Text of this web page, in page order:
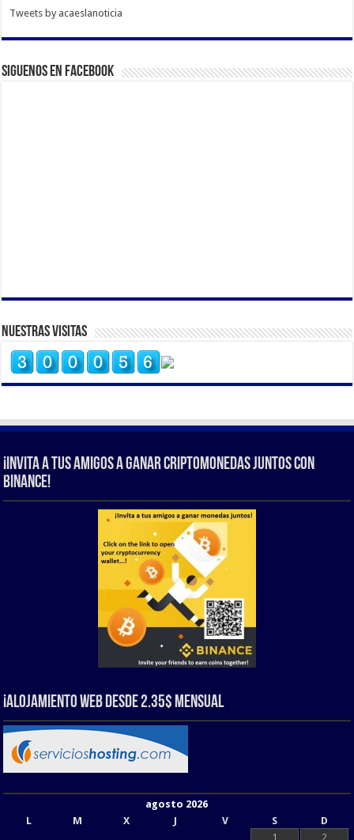
Tweets by acaeslanoticia
Siguenos en Facebook
Nuestras Visitas
¡Invita a tus amigos a ganar criptomonedas juntos con
Binance!
¡Alojamiento web Desde 2.35$ Mensual
agosto 2026
L
M X J V S
D
1
2